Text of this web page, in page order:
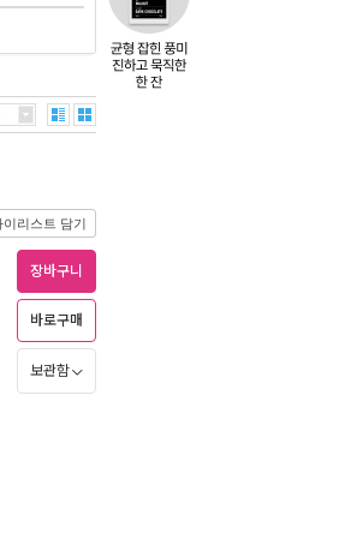
이리스트 담기
장바구니
바로구매
보관함